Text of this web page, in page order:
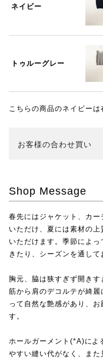
ネイビー
トゥルーグレー
こちらの商品のネイビーは
お客様の合わせ買い
Shop Message
春先にはジャケット、カ
いただけ、夏には素材の
いただけます。季節によ
きたり、シーズンを通して
胸元、脇は狭すぎず開き
筋から肩のデコルテが綺
って自然な艶感があり、
す。
ホールガーメント(*A)によ
やすい縫い代がなく、ま